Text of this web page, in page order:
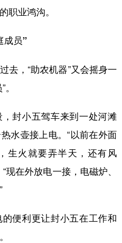
职业鸿沟。
成员”
，“助农机器”又会摇身一
封小五驾车来到一处河滩
水壶接上电。“以前在外面
生火就要弄半天，还有风
现在外放电一接，电磁炉、
便利更让封小五在工作和